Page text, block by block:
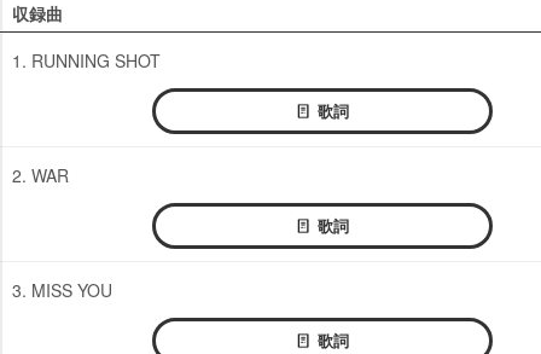
収録曲
1. RUNNING SHOT
歌詞
2. WAR
歌詞
3. MISS YOU
歌詞